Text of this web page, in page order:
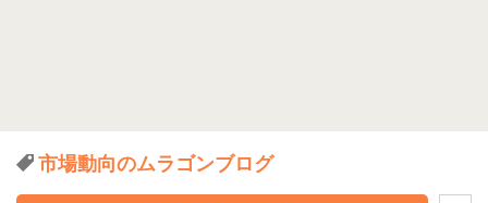
市場動向のムラゴンブログ